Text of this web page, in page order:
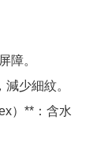
障。
少細紋。
）**：含水